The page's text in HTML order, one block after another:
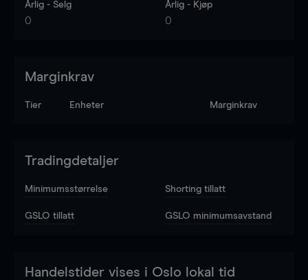
Årlig - Selg
0
Årlig - Kjøp
0
Marginkrav
Tier Enheter Marginkrav
Tradingdetaljer
Minimumsstørrelse Shorting tillatt
GSLO tillatt GSLO minimumsavstand
Handelstider vises i Oslo lokal tid